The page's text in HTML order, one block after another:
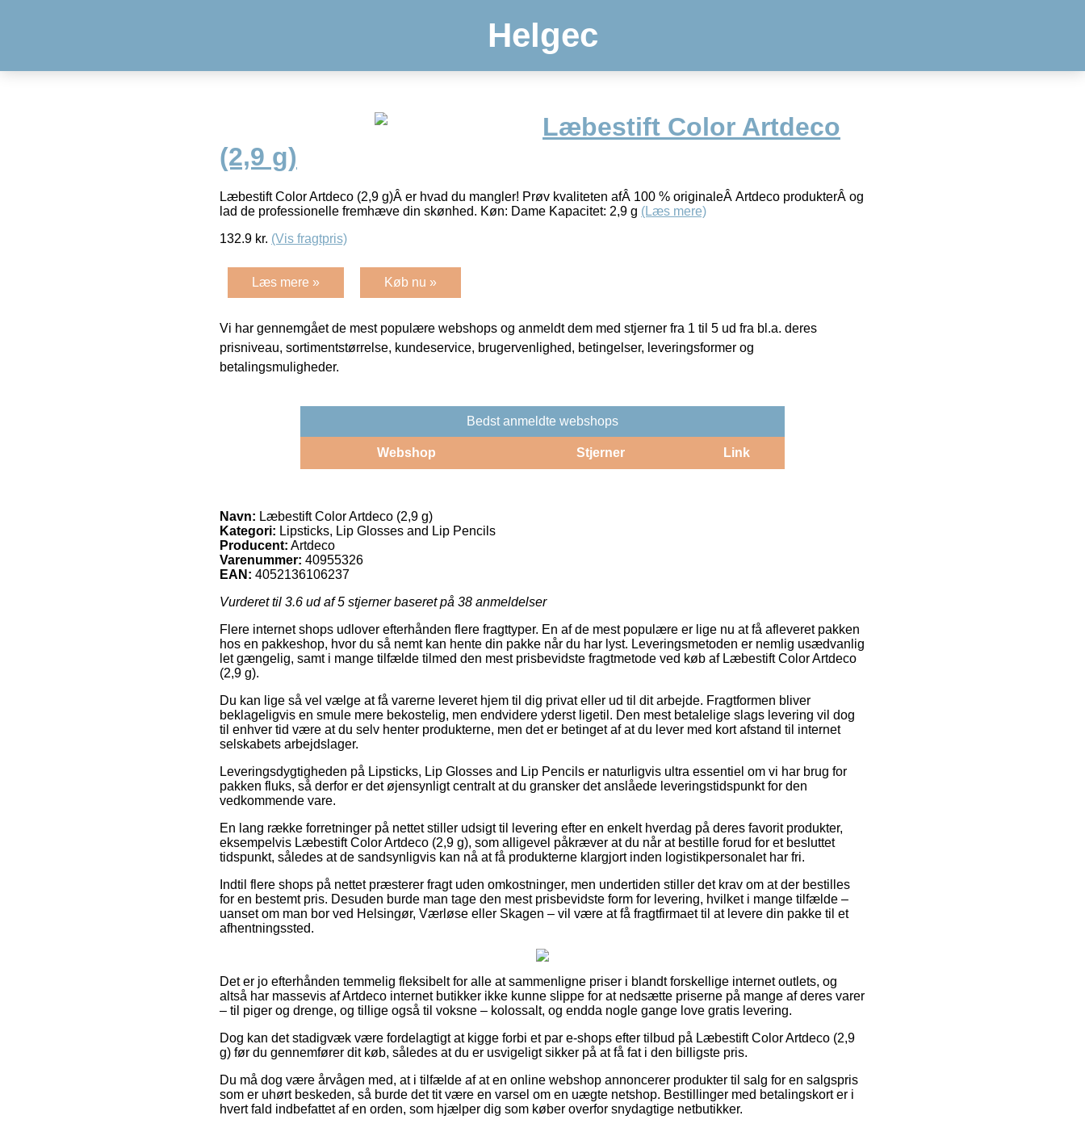
Helgec
Læbestift Color Artdeco
(2,9 g)
Læbestift Color Artdeco (2,9 g)Â er hvad du mangler! Prøv kvaliteten afÂ 100 % originaleÂ Artdeco produkterÂ og
lad de professionelle fremhæve din skønhed. Køn: Dame Kapacitet: 2,9 g (Læs mere)
132.9 kr. (Vis fragtpris)
Læs mere » Køb nu »
Vi har gennemgået de mest populære webshops og anmeldt dem med stjerner fra 1 til 5 ud fra bl.a. deres
prisniveau, sortimentstørrelse, kundeservice, brugervenlighed, betingelser, leveringsformer og
betalingsmuligheder.
Bedst anmeldte webshops
Webshop Stjerner Link
Navn: Læbestift Color Artdeco (2,9 g)
Kategori: Lipsticks, Lip Glosses and Lip Pencils
Producent: Artdeco
Varenummer: 40955326
EAN: 4052136106237
Vurderet til 3.6 ud af 5 stjerner baseret på 38 anmeldelser
Flere internet shops udlover efterhånden flere fragttyper. En af de mest populære er lige nu at få afleveret pakken
hos en pakkeshop, hvor du så nemt kan hente din pakke når du har lyst. Leveringsmetoden er nemlig usædvanlig
let gængelig, samt i mange tilfælde tilmed den mest prisbevidste fragtmetode ved køb af Læbestift Color Artdeco
(2,9 g).
Du kan lige så vel vælge at få varerne leveret hjem til dig privat eller ud til dit arbejde. Fragtformen bliver
beklageligvis en smule mere bekostelig, men endvidere yderst ligetil. Den mest betalelige slags levering vil dog
til enhver tid være at du selv henter produkterne, men det er betinget af at du lever med kort afstand til internet
selskabets arbejdslager.
Leveringsdygtigheden på Lipsticks, Lip Glosses and Lip Pencils er naturligvis ultra essentiel om vi har brug for
pakken fluks, så derfor er det øjensynligt centralt at du gransker det anslåede leveringstidspunkt for den
vedkommende vare.
En lang række forretninger på nettet stiller udsigt til levering efter en enkelt hverdag på deres favorit produkter,
eksempelvis Læbestift Color Artdeco (2,9 g), som alligevel påkræver at du når at bestille forud for et besluttet
tidspunkt, således at de sandsynligvis kan nå at få produkterne klargjort inden logistikpersonalet har fri.
Indtil flere shops på nettet præsterer fragt uden omkostninger, men undertiden stiller det krav om at der bestilles
for en bestemt pris. Desuden burde man tage den mest prisbevidste form for levering, hvilket i mange tilfælde –
uanset om man bor ved Helsingør, Værløse eller Skagen – vil være at få fragtfirmaet til at levere din pakke til et
afhentningssted.
Det er jo efterhånden temmelig fleksibelt for alle at sammenligne priser i blandt forskellige internet outlets, og
altså har massevis af Artdeco internet butikker ikke kunne slippe for at nedsætte priserne på mange af deres varer
– til piger og drenge, og tillige også til voksne – kolossalt, og endda nogle gange love gratis levering.
Dog kan det stadigvæk være fordelagtigt at kigge forbi et par e-shops efter tilbud på Læbestift Color Artdeco (2,9
g) før du gennemfører dit køb, således at du er usvigeligt sikker på at få fat i den billigste pris.
Du må dog være årvågen med, at i tilfælde af at en online webshop annoncerer produkter til salg for en salgspris
som er uhørt beskeden, så burde det tit være en varsel om en uægte netshop. Bestillinger med betalingskort er i
hvert fald indbefattet af en orden, som hjælper dig som køber overfor snydagtige netbutikker.